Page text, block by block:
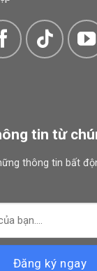
tin từ
thông tin bất